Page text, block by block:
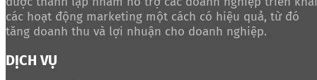
các hoạt động marketing một cách có hiệu quả, từ đó
tăng doanh thu và lợi nhuận cho doanh nghiệp.
DỊCH VỤ